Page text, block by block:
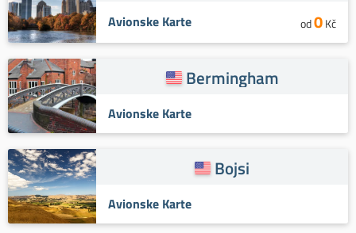
Avionske Karte od0Kč
Bermingham
Avionske Karte
Bojsi
Avionske Karte